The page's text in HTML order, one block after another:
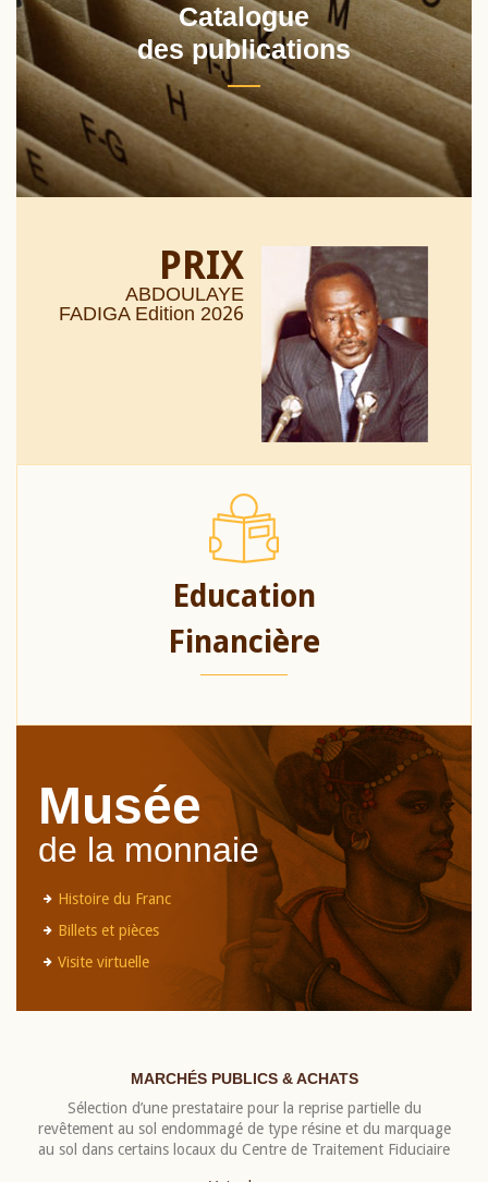
Catalogue
des publications
PRIX
ABDOULAYE
FADIGA Edition 2026
Education
Financière
Musée
de la monnaie
Histoire du Franc
Billets et pièces
Visite virtuelle
MARCHÉS PUBLICS & ACHATS
Sélection d’une prestataire pour la reprise partielle du
revêtement au sol endommagé de type résine et du marquage
au sol dans certains locaux du Centre de Traitement Fiduciaire